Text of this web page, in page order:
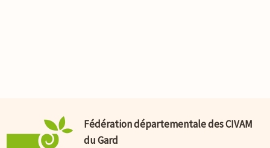
Fédération départementale des CIVAM
du Gard